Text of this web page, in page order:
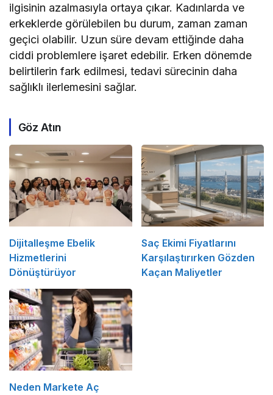
ilgisinin azalmasıyla ortaya çıkar. Kadınlarda ve
erkeklerde görülebilen bu durum, zaman zaman
geçici olabilir. Uzun süre devam ettiğinde daha
ciddi problemlere işaret edebilir. Erken dönemde
belirtilerin fark edilmesi, tedavi sürecinin daha
sağlıklı ilerlemesini sağlar.
Göz Atın
Dijitalleşme Ebelik
Hizmetlerini
Dönüştürüyor
Saç Ekimi Fiyatlarını
Karşılaştırırken Gözden
Kaçan Maliyetler
Neden Markete Aç